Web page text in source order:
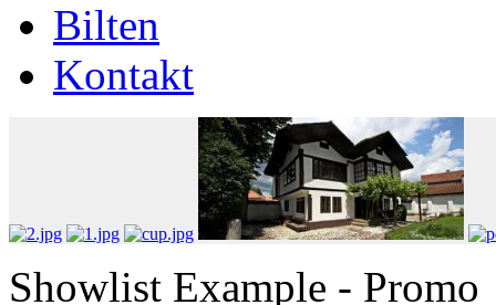
Bilten
Kontakt
Showlist Example - Promo